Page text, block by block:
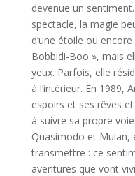
devenue un
spectacle, la magie
d’une étoile ou
Bobbidi-Boo », mais
yeux. Parfois, elle
à l’intérieur. En 1989,
espoirs et ses rêves
à suivre sa propre
Quasimodo et Mulan,
transmettre : ce
aventures que vont